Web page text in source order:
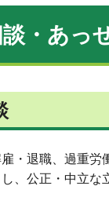
・あっ
・退職、過重労
、公正・中立な